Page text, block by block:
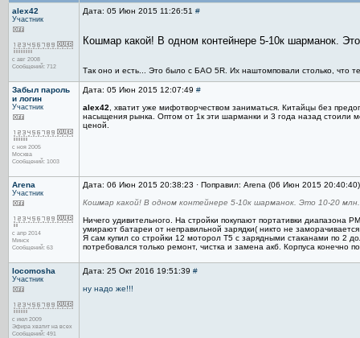
alex42
Участник
с авг 2008
Сообщений: 712
Дата: 05 Июн 2015 11:26:51 #
Кошмар какой! В одном контейнере 5-10к шарманок.
Так оно и есть... Это было с БАО 5R. Их наштомповали столько, что
Забыл пароль
и логин
Участник
с ноя 2005
Москва
Сообщений: 1003
Дата: 05 Июн 2015 12:07:49 #
alex42 , хватит уже мифотворчеством заниматься. Китайцы без
насыщения рынка. Оптом от 1к эти шарманки и 3 года назад стоили
ценой.
Arena
Участник
с апр 2014
Минск
Сообщений: 63
Дата: 06 Июн 2015 20:38:23 · Поправил: Arena (06 Июн 2015
Кошмар какой! В одном контейнере 5-10к шарманок. Это 10-20
Ничего удивительного. На стройки покупают портативки диапазона
умирают батареи от неправильной зарядки( никто не
Я сам купил со стройки 12 моторол Т5 с зарядными стаканами по 2
потребовался только ремонт, чистка и замена акб. Корпуса конечно
locomosha
Участник
с июл 2009
Эфира хватит на всех
Сообщений: 491
Дата: 25 Окт 2016 19:51:39 #
ну надо же!!!